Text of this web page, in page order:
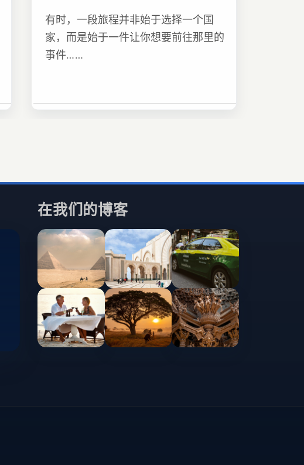
有时，一段旅程并非始于选择一个国
家，而是始于一件让你想要前往那里的
事件……
在我们的博客